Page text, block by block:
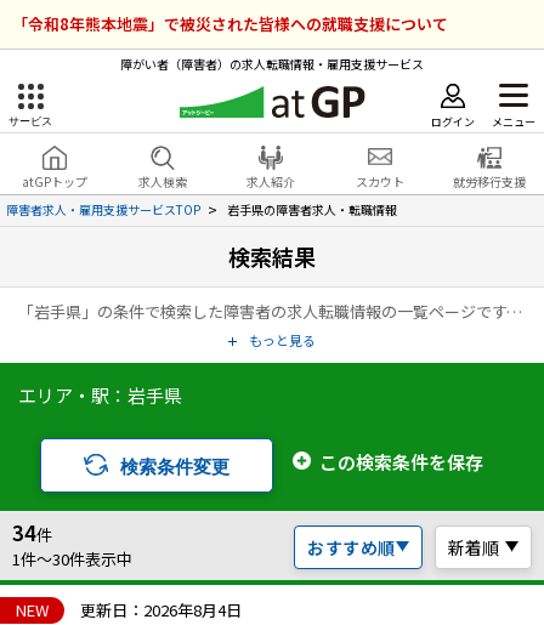
「令和8年熊本地震」で被災された皆様への就職支援について
障がい者（障害者）の求人転職情報・雇用支援サービス
サービス ログイン メニュー
atGPトップ 求人検索 求人紹介 スカウト
就労移行支援
障害者求人・雇用支援サービスTOP
岩手県の障害者求人・転職情報
検索結果
「岩手県」の条件で検索した障害者の求人転職情報の一覧ページです。アットジーピー（atGP）は、障害者の求人情報・障害者専門の転職支援サービス（エージェント）・就労移行支援事業所など、雇用に関する様々なサービスを展開している障害者の「働く」をトータルでサポートするサービスです。
もっと見る
エリア・駅：岩手県
検索条件変更 この検索条件を保存
おすすめ順 新着順
34件
1件〜30件表示中
NEW 更新日：2026年8月4日
障害者雇用のアットジーピー
サービスラインナップ
障害者専門の就転職支援サービス
障害者アスリート専門の就転職支援サービス
ハイスキルな障害者の転職支援サービス
ログイン 会員登録 無料
求人を検索する
求人を紹介してもらう
スカウトを受ける
就労移行支援サービス